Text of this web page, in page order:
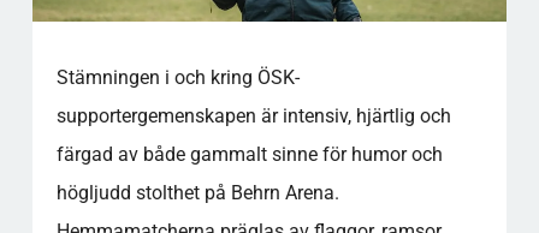
Stämningen i och kring ÖSK-
supportergemenskapen är intensiv, hjärtlig och
färgad av både gammalt sinne för humor och
högljudd stolthet på Behrn Arena.